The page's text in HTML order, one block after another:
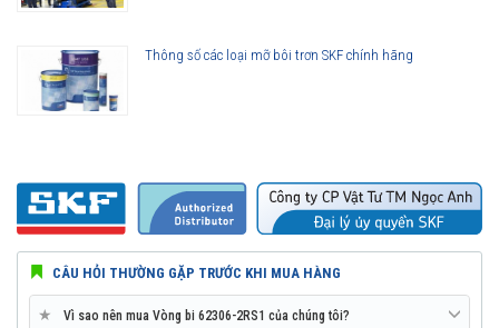
Thông số các loại mỡ bôi trơn SKF chính hãng
CÂU HỎI THƯỜNG GẶP TRƯỚC KHI MUA HÀNG
★ Vì sao nên mua Vòng bi 62306-2RS1 của chúng tôi?